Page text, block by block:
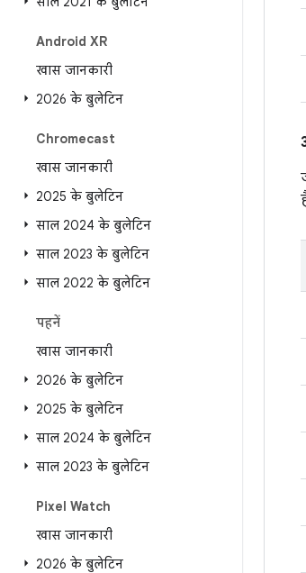
Android XR
खास जानकारी
2026 के बुलेटिन
Chromecast
खास जानकारी
2025 के बुलेटिन
साल 2024 के बुलेटिन
साल 2023 के बुलेटिन
साल 2022 के बुलेटिन
पहनें
खास जानकारी
2026 के बुलेटिन
2025 के बुलेटिन
साल 2024 के बुलेटिन
साल 2023 के बुलेटिन
Pixel Watch
खास जानकारी
2026 के बुलेटिन